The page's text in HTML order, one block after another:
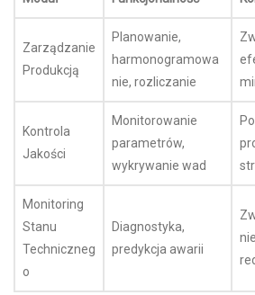
Zarządzanie
Produkcją
Planowanie,
harmonogramowa
nie, rozliczanie
Kontrola
Jakości
Monitorowanie
parametrów,
wykrywanie wad
Monitoring
Stanu
Techniczneg
o
Diagnostyka,
predykcja awarii